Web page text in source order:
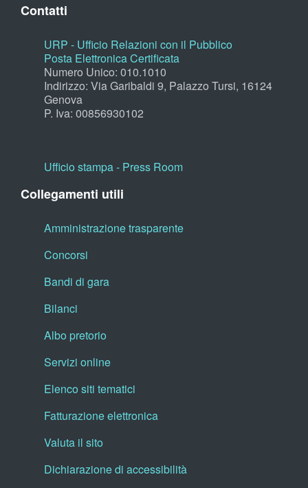
Contatti
URP - Ufficio Relazioni con il Pubblico
Posta Elettronica Certificata
Numero Unico: 010.1010
Indirizzo: Via Garibaldi 9, Palazzo Tursi, 16124
Genova
P. Iva: 00856930102
Ufficio stampa - Press Room
Collegamenti utili
Amministrazione trasparente
Concorsi
Bandi di gara
Bilanci
Albo pretorio
Servizi online
Elenco siti tematici
Fatturazione elettronica
Valuta il sito
Dichiarazione di accessibilità